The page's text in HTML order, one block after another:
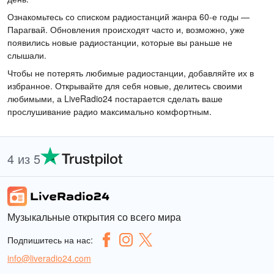
Ознакомьтесь со списком радиостанций жанра 60-е годы —
Парагвай. Обновления происходят часто и, возможно, уже
появились новые радиостанции, которые вы раньше не
слышали.
Чтобы не потерять любимые радиостанции, добавляйте их в
избранное. Открывайте для себя новые, делитесь своими
любимыми, а LiveRadio24 постарается сделать ваше
прослушивание радио максимально комфортным.
4 из 5
Музыкальные открытия со всего мира
Подпишитесь на нас:
info@liveradio24.com